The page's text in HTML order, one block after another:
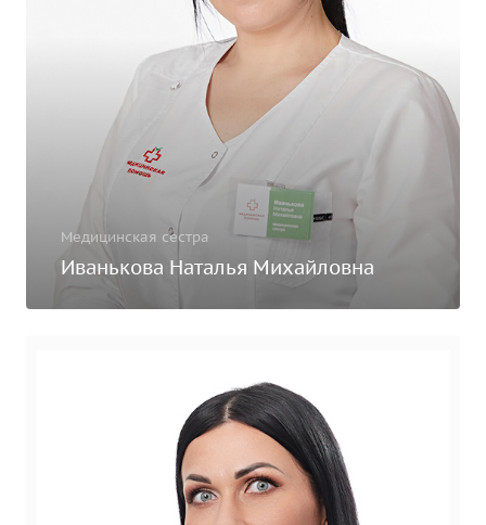
Медицинская сестра
Иванькова Наталья Михайловна